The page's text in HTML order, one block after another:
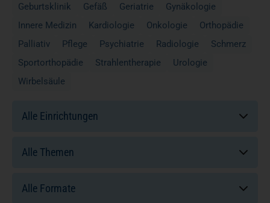
Geburtsklinik
Gefäß Geriatrie
Gynäkologie
Innere Medizin
Kardiologie Onkologie
Orthopädie
Palliativ
Pflege Psychiatrie Radiologie
Schmerz
Sportorthopädie
Strahlentherapie
Urologie
Wirbelsäule